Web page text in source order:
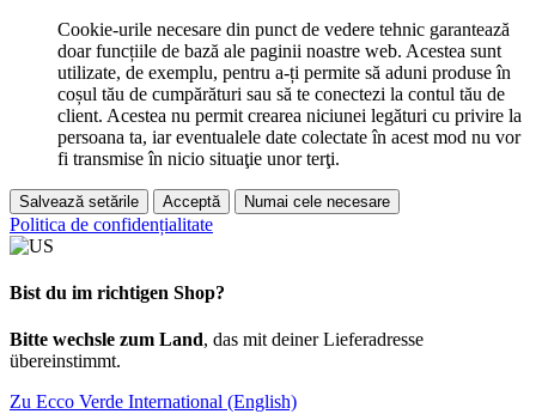
Cookie-urile necesare din punct de vedere tehnic garantează
doar funcțiile de bază ale paginii noastre web. Acestea sunt
utilizate, de exemplu, pentru a-ți permite să aduni produse în
coșul tău de cumpărături sau să te conectezi la contul tău de
client. Acestea nu permit crearea niciunei legături cu privire la
persoana ta, iar eventualele date colectate în acest mod nu vor
fi transmise în nicio situaţie unor terţi.
Salvează setările Acceptă Numai cele necesare
Politica de confidențialitate
Bist du im richtigen Shop?
Bitte wechsle zum Land, das mit deiner Lieferadresse
übereinstimmt.
Zu Ecco Verde International (English)